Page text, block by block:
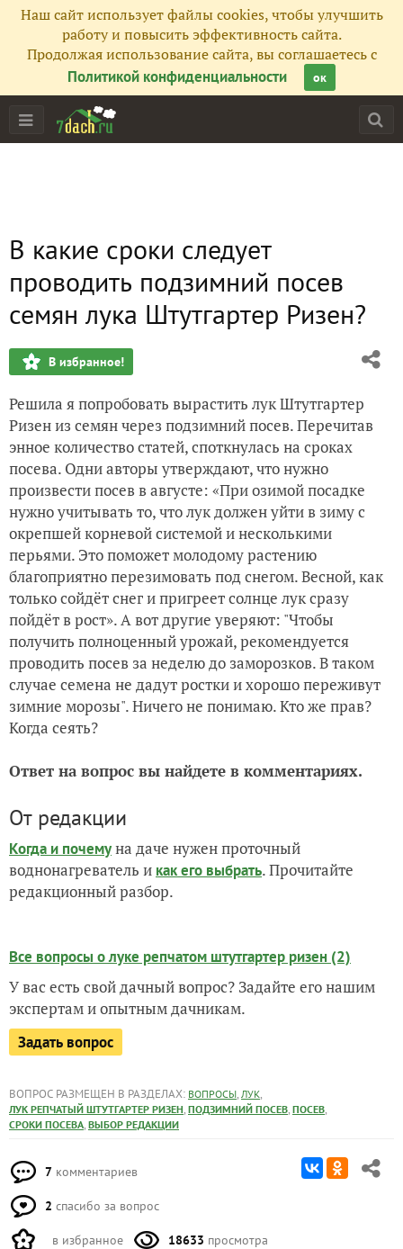
Наш сайт использует файлы cookies, чтобы улучшить
работу и повысить эффективность сайта.
Продолжая использование сайта, вы соглашаетесь с
Политикой конфиденциальности
ок
В какие сроки следует
проводить подзимний посев
семян лука Штутгартер Ризен?
В избранное!
Решила я попробовать вырастить лук Штутгартер
Ризен из семян через подзимний посев. Перечитав
энное количество статей, споткнулась на сроках
посева. Одни авторы утверждают, что нужно
произвести посев в августе: «При озимой посадке
нужно учитывать то, что лук должен уйти в зиму с
окрепшей корневой системой и несколькими
перьями. Это поможет молодому растению
благоприятно перезимовать под снегом. Весной, как
только сойдёт снег и пригреет солнце лук сразу
пойдёт в рост». А вот другие уверяют: "Чтобы
получить полноценный урожай, рекомендуется
проводить посев за неделю до заморозков. В таком
случае семена не дадут ростки и хорошо переживут
зимние морозы". Ничего не понимаю. Кто же прав?
Когда сеять?
Ответ на вопрос вы найдете в комментариях.
От редакции
Когда и почемуна даче нужен проточный
воднонагреватель и как его выбрать. Прочитайте
редакционный разбор.
Все вопросы о луке репчатом штутгартер ризен (2)
У вас есть свой дачный вопрос? Задайте его нашим
экспертам и опытным дачникам.
Задать вопрос
ВОПРОС РАЗМЕЩЕН В РАЗДЕЛАХ: ВОПРОСЫ, ЛУК,
ЛУК РЕПЧАТЫЙ ШТУТГАРТЕР РИЗЕН, ПОДЗИМНИЙ ПОСЕВ, ПОСЕВ,
СРОКИ ПОСЕВА, ВЫБОР РЕДАКЦИИ
7 комментариев
2 спасибо за вопрос
в избранное 18633 просмотра